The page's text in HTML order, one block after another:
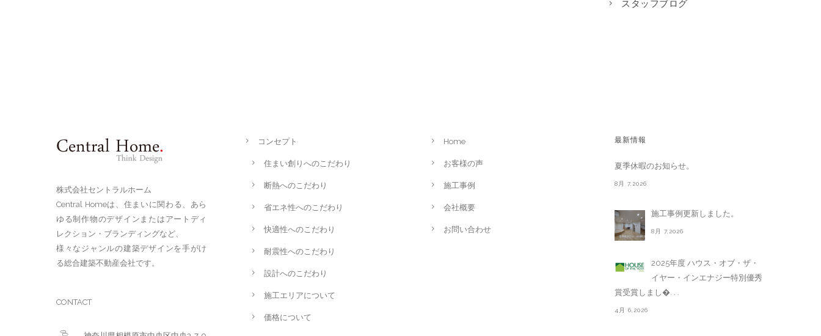
スタッフブログ
株式会社セントラルホーム
Central Homeは、住まいに関わる、あら
ゆる制作物のデザインまたはアートディ
レクション・ブランディングなど、
様々なジャンルの建築デザインを手がけ
る総合建築不動産会社です。
CONTACT
コンセプト
住まい創りへのこだわり
断熱へのこだわり
省エネ性へのこだわり
快適性へのこだわり
耐震性へのこだわり
設計へのこだわり
施工エリアについて
価格について
Home
お客様の声
施工事例
会社概要
お問い合わせ
最新情報
夏季休暇のお知らせ。
8月 7,2026
施工事例更新しました。
8月 7,2026
2025年度 ハウス・オブ・ザ・
イヤー・インエナジー特別優秀
賞受賞しまし�. . .
4月 6,2026